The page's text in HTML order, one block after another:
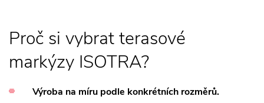
Proč si vybrat terasové
markýzy ISOTRA?
Výroba na míru podle konkrétních rozměrů.